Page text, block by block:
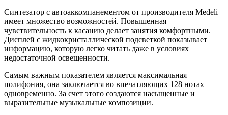
Синтезатор с автоаккомпанементом от производителя Medeli
имеет множество возможностей. Повышенная
чувствительность к касанию делает занятия комфортными.
Дисплей с жидкокристаллической подсветкой показывает
информацию, которую легко читать даже в условиях
недостаточной освещенности.
Самым важным показателем является максимальная
полифония, она заключается во впечатляющих 128 нотах
одновременно. За счет этого создаются насыщенные и
выразительные музыкальные композиции.